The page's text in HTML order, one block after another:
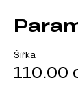
Šířka
110.00